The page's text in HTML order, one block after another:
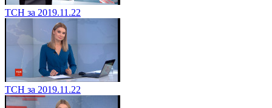
ТСН за 2019.11.22
ТСН за 2019.11.22